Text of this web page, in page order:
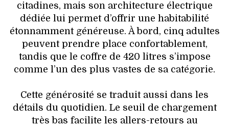
citadines, mais son architecture électrique
dédiée lui permet d’offrir une habitabilité
étonnamment généreuse. À bord, cinq adultes
peuvent prendre place confortablement,
tandis que le coffre de 420 litres s’impose
comme l’un des plus vastes de sa catégorie.
Cette générosité se traduit aussi dans les
détails du quotidien. Le seuil de chargement
très bas facilite les allers-retours au